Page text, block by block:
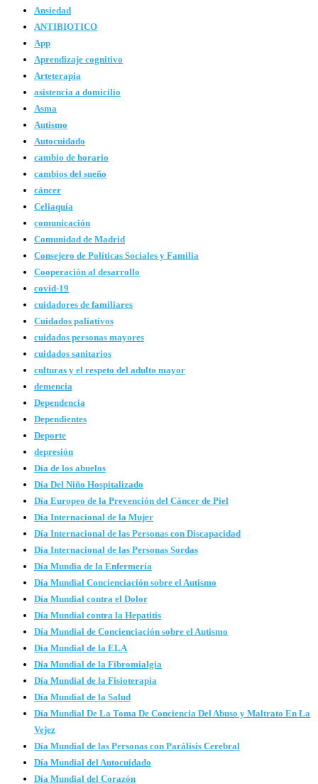
Ansiedad
ANTIBIOTICO
App
Aprendizaje cognitivo
Arteterapia
asistencia a domicilio
Asma
Autismo
Autocuidado
cambio de horario
cambios del sueño
cáncer
Celiaquía
comunicación
Comunidad de Madrid
Consejero de Políticas Sociales y Familia
Cooperación al desarrollo
covid-19
cuidadores de familiares
Cuidados paliativos
cuidados personas mayores
cuidados sanitarios
culturas y el respeto del adulto mayor
demencia
Dependencia
Dependientes
Deporte
depresión
Día de los abuelos
Día Del Niño Hospitalizado
Día Europeo de la Prevención del Cáncer de Piel
Día Internacional de la Mujer
Día Internacional de las Personas con Discapacidad
Día Internacional de las Personas Sordas
Día Mundia de la Enfermería
Día Mundial Concienciación sobre el Autismo
Día Mundial contra el Dolor
Día Mundial contra la Hepatitis
Día Mundial de Concienciación sobre el Autismo
Día Mundial de la ELA
Día Mundial de la Fibromialgia
Día Mundial de la Fisioterapia
Día Mundial de la Salud
Día Mundial De La Toma De Conciencia Del Abuso y Maltrato En La
Vejez
Día Mundial de las Personas con Parálisis Cerebral
Día Mundial del Autocuidado
Día Mundial del Corazón